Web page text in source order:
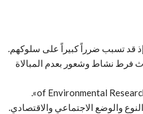
إذ قد تسبب ضرراً كبيراً على سلوكهم.
فرط نشاط وشعور بعدم المبالاة